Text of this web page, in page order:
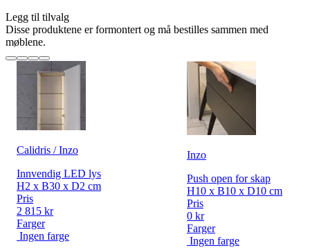
Legg til tilvalg
Disse produktene er formontert og må bestilles sammen med
møblene.
Calidris / Inzo
Innvendig LED lys
H2 x B30 x D2 cm
Pris
2 815 kr
Farger
Ingen farge
Inzo
Push open for skap
H10 x B10 x D10 cm
Pris
0 kr
Farger
Ingen farge